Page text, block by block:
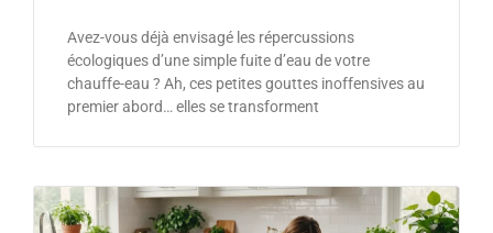
Avez-vous déjà envisagé les répercussions
écologiques d’une simple fuite d’eau de votre
chauffe-eau ? Ah, ces petites gouttes inoffensives au
premier abord… elles se transforment